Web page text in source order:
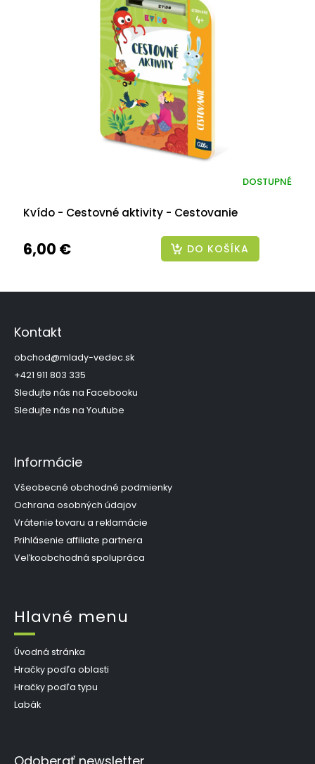
Kvído - Cestovné aktivity - Cestovanie
DOSTUPNÉ
6,00 € DO KOŠÍKA
Kontakt
obchod@mlady-vedec.sk
+421 911 803 335
Sledujte nás na Facebooku
Sledujte nás na Youtube
Informácie
Všeobecné obchodné podmienky
Ochrana osobných údajov
Vrátenie tovaru a reklamácie
Prihlásenie affiliate partnera
Veľkoobchodná spolupráca
Hlavné menu
Úvodná stránka
Hračky podľa oblasti
Hračky podľa typu
Labák